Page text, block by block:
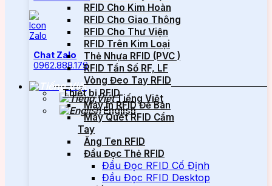
Chat Zalo
0962.888.179
Tiếng Việt
English
RFID Cho Kim Hoàn
RFID Cho Giao Thông
RFID Cho Thư Viện
RFID Trên Kim Loại
Thẻ Nhựa RFID (PVC )
RFID Tần Số RF, LF
Vòng Đeo Tay RFID
Thiết bị RFID
Máy In RFID Để Bàn
Máy Quét RFID Cầm
Tay
Ăng Ten RFID
Đầu Đọc Thẻ RFID
Đầu Đọc RFID Cố Định
Đầu Đọc RFID Desktop